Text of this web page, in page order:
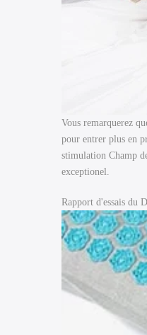
Vous remarquerez
pour entrer plus en
stimulation Champ
exceptionel.
Rapport d'essais du